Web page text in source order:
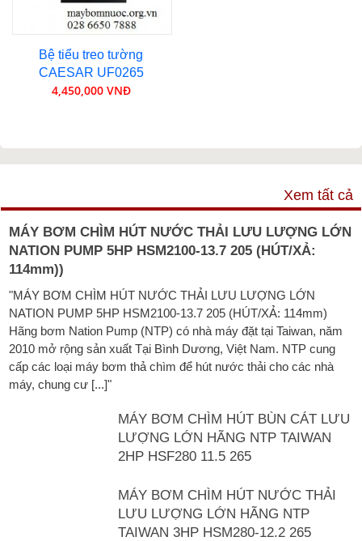
Bệ tiểu treo tường
CAESAR UF0265
4,450,000 VNĐ
Xem tất cả
MÁY BƠM CHÌM HÚT NƯỚC THẢI LƯU LƯỢNG LỚN
NATION PUMP 5HP HSM2100-13.7 205 (HÚT/XẢ:
114mm))
"MÁY BƠM CHÌM HÚT NƯỚC THẢI LƯU LƯỢNG LỚN
NATION PUMP 5HP HSM2100-13.7 205 (HÚT/XẢ: 114mm)
Hãng bơm Nation Pump (NTP) có nhà máy đặt tại Taiwan, năm
2010 mở rộng sản xuất Tại Bình Dương, Việt Nam. NTP cung
cấp các loại máy bơm thả chìm để hút nước thải cho các nhà
máy, chung cư [...]"
MÁY BƠM CHÌM HÚT BÙN CÁT LƯU
LƯỢNG LỚN HÃNG NTP TAIWAN
2HP HSF280 11.5 265
MÁY BƠM CHÌM HÚT NƯỚC THẢI
LƯU LƯỢNG LỚN HÃNG NTP
TAIWAN 3HP HSM280-12.2 265